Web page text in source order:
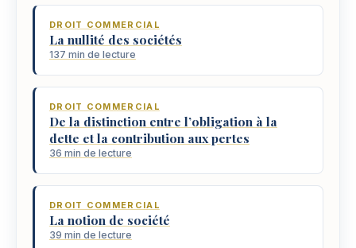
DROIT COMMERCIAL
La nullité des sociétés
137 min de lecture
DROIT COMMERCIAL
De la distinction entre l’obligation à la
dette et la contribution aux pertes
36 min de lecture
DROIT COMMERCIAL
La notion de société
39 min de lecture